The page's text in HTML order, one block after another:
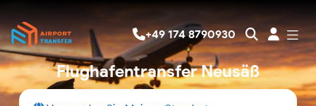
+49 174 8790930
Flughafentransfer Neusäß